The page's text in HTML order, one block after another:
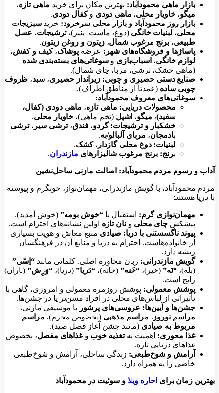
بازار ماهی محمودآباد: بهترین مکان برای خرید ماهی تازه،
میگو، خاویار محلی، ماهی دودی وکفال دودی.
بازار روز محمودآباد و بازار محلی سرخرود: خرید سبزیجات
محلی، لبنیات خانگی (دوغ، ماست، پنیر)،ترشیجات، عسل
طبیعی، برنج مرغوب شمال، زیتون و روغن زیتون.
پاساژها و فروشگاه‌های شهر: عرضه پوشاک،کیف و کفش،
لوازم خانگی، اسباب‌بازی و سوغاتی‌های بسته‌بندی شده
(ماهی خشک، ترشی، مربا، چای شمال).
صنایع دستی حصیری و چوبی: زیرانداز حصیری، سبد، ظروف
چوبی ساده (عمدتاً از مناطق اطراف).
سوغاتی‌های معروف محمودآباد:
محصولات دریایی: ماهی تازه، ماهی دودی (کفال،
سفید)، میگو، اشپل (تخم ماهی)، خاویار محلی.
خشکبار و ترشیجات: گردو، فندق،ترشی سیر ،ترشی
بادمجان، مربای آلبالو/به.
لبنیات: دوغ محلی گازدار ،کشک.
برنج: برنج مرغوب شالیزارهای مازندران.
آداب و رسوم مردم محمودآباد: اصالت مازنی ساحل‌نشین
مردم محمودآباد، با گویش مازندرانی، مهمان‌نواز، خونگرم و پیوسته
با دریا هستند:
مهمان‌نوازی گرم: استقبال با “خوش بومه” (خوش آمدید).
پیشکش چای محلی و نان تازه اولین نشانه‌های احترام است.
پیوند ناگسستنی با دریا: صیادی منبع معاش و هویت بسیاری
از خانواده‌هاست. احترام به دریا و منابع آن در فرهنگشان
ریشه دارد.
گویش مازندرانی: زبان محاوره اصلی. کلماتی مانند “اِسّی”
(بله)، “نَه” (خیر)، “خَنه” (خانه)، “دَریا” (دریا)، “وَرِش” (باران)
رایج است.
پوشش معمولی: پوشش روزمره معمولی و امروزی، گاهی با
تأثیراتی از لباس‌های محلی در افراد مسن‌تر یا در جشن‌ها.
جشن‌ها و آیین‌ها: عروسی‌های پرشور با موسیقی مازنی،
مراسم نوروز ، مراسم مذهبی (بخصوص محرم)، مراسم
مربوط به صیادی (مانند جشن آغاز فصل صید).
غذا محوری: اهمیت بهتغذیه خوب وغذاهای مفصل، بخصوص
غذاهای دریایی تازه.
آرامش و شوخ‌طبعی: زندگی ساحلی، آرامش و شوخ‌طبعی
خاصی را به همراه دارد.
بهترین زمان برای اجاره ویلا و سوئیت در محمودآباد